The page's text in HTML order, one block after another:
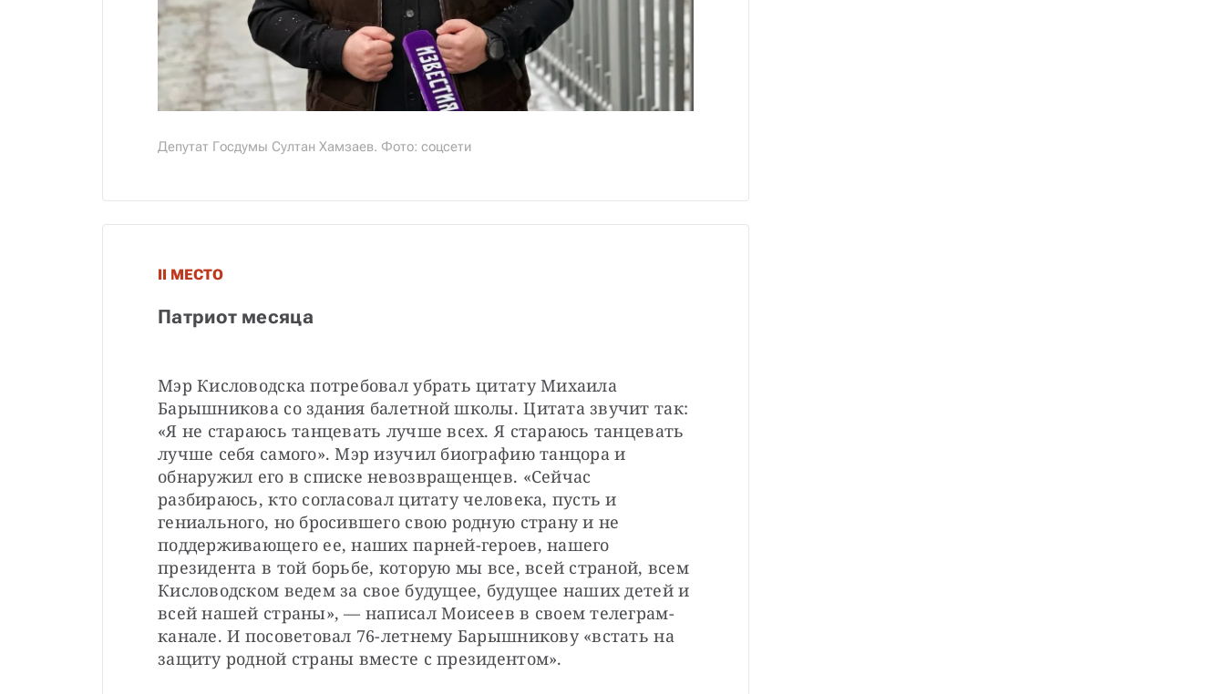
Депутат Госдумы Султан Хамзаев. Фото: соцсети
II МЕСТО
Патриот месяца
Мэр Кисловодска потребовал убрать цитату Михаила
Барышникова со здания балетной школы. Цитата звучит так:
«Я не стараюсь танцевать лучше всех. Я стараюсь танцевать
лучше себя самого». Мэр изучил биографию танцора и
обнаружил его в списке невозвращенцев. «Сейчас
разбираюсь, кто согласовал цитату человека, пусть и
гениального, но бросившего свою родную страну и не
поддерживающего ее, наших парней-героев, нашего
президента в той борьбе, которую мы все, всей страной, всем
Кисловодском ведем за свое будущее, будущее наших детей и
всей нашей страны», — написал Моисеев в своем телеграм-
канале. И посоветовал 76-летнему Барышникову «встать на
защиту родной страны вместе с президентом».